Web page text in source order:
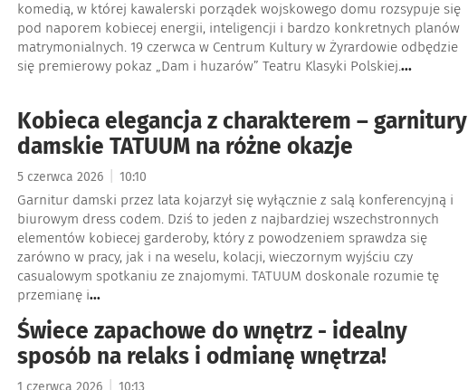
komedią, w której kawalerski porządek wojskowego domu rozsypuje się
pod naporem kobiecej energii, inteligencji i bardzo konkretnych planów
matrymonialnych. 19 czerwca w Centrum Kultury w Żyrardowie odbędzie
się premierowy pokaz „Dam i huzarów” Teatru Klasyki Polskiej....
Kobieca elegancja z charakterem – garnitury
damskie TATUUM na różne okazje
5 czerwca 2026 10:10
Garnitur damski przez lata kojarzył się wyłącznie z salą konferencyjną i
biurowym dress codem. Dziś to jeden z najbardziej wszechstronnych
elementów kobiecej garderoby, który z powodzeniem sprawdza się
zarówno w pracy, jak i na weselu, kolacji, wieczornym wyjściu czy
casualowym spotkaniu ze znajomymi. TATUUM doskonale rozumie tę
przemianę i...
Świece zapachowe do wnętrz - idealny
sposób na relaks i odmianę wnętrza!
1 czerwca 2026 10:13